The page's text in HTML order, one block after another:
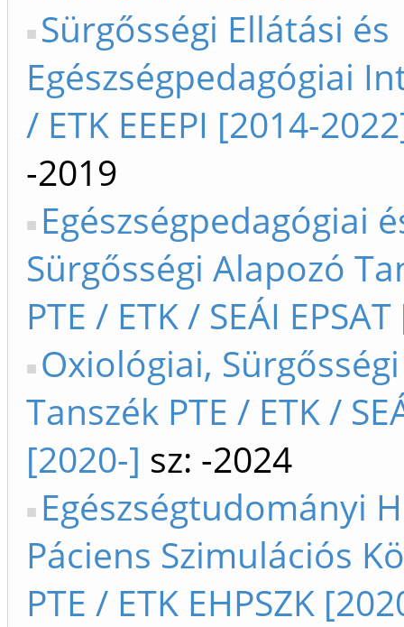
Sürgősségi Ellátási és
Egészségpedagógiai
/ ETK EEEPI [2014-
-2019
Egészségpedagógiai
Sürgősségi Alapozó
PTE / ETK / SEÁI
Oxiológiai,
Tanszék PTE / ETK /
[2020-] sz: -2024
Egészségtudományi
Páciens Szimulációs
PTE / ETK EHPSZK